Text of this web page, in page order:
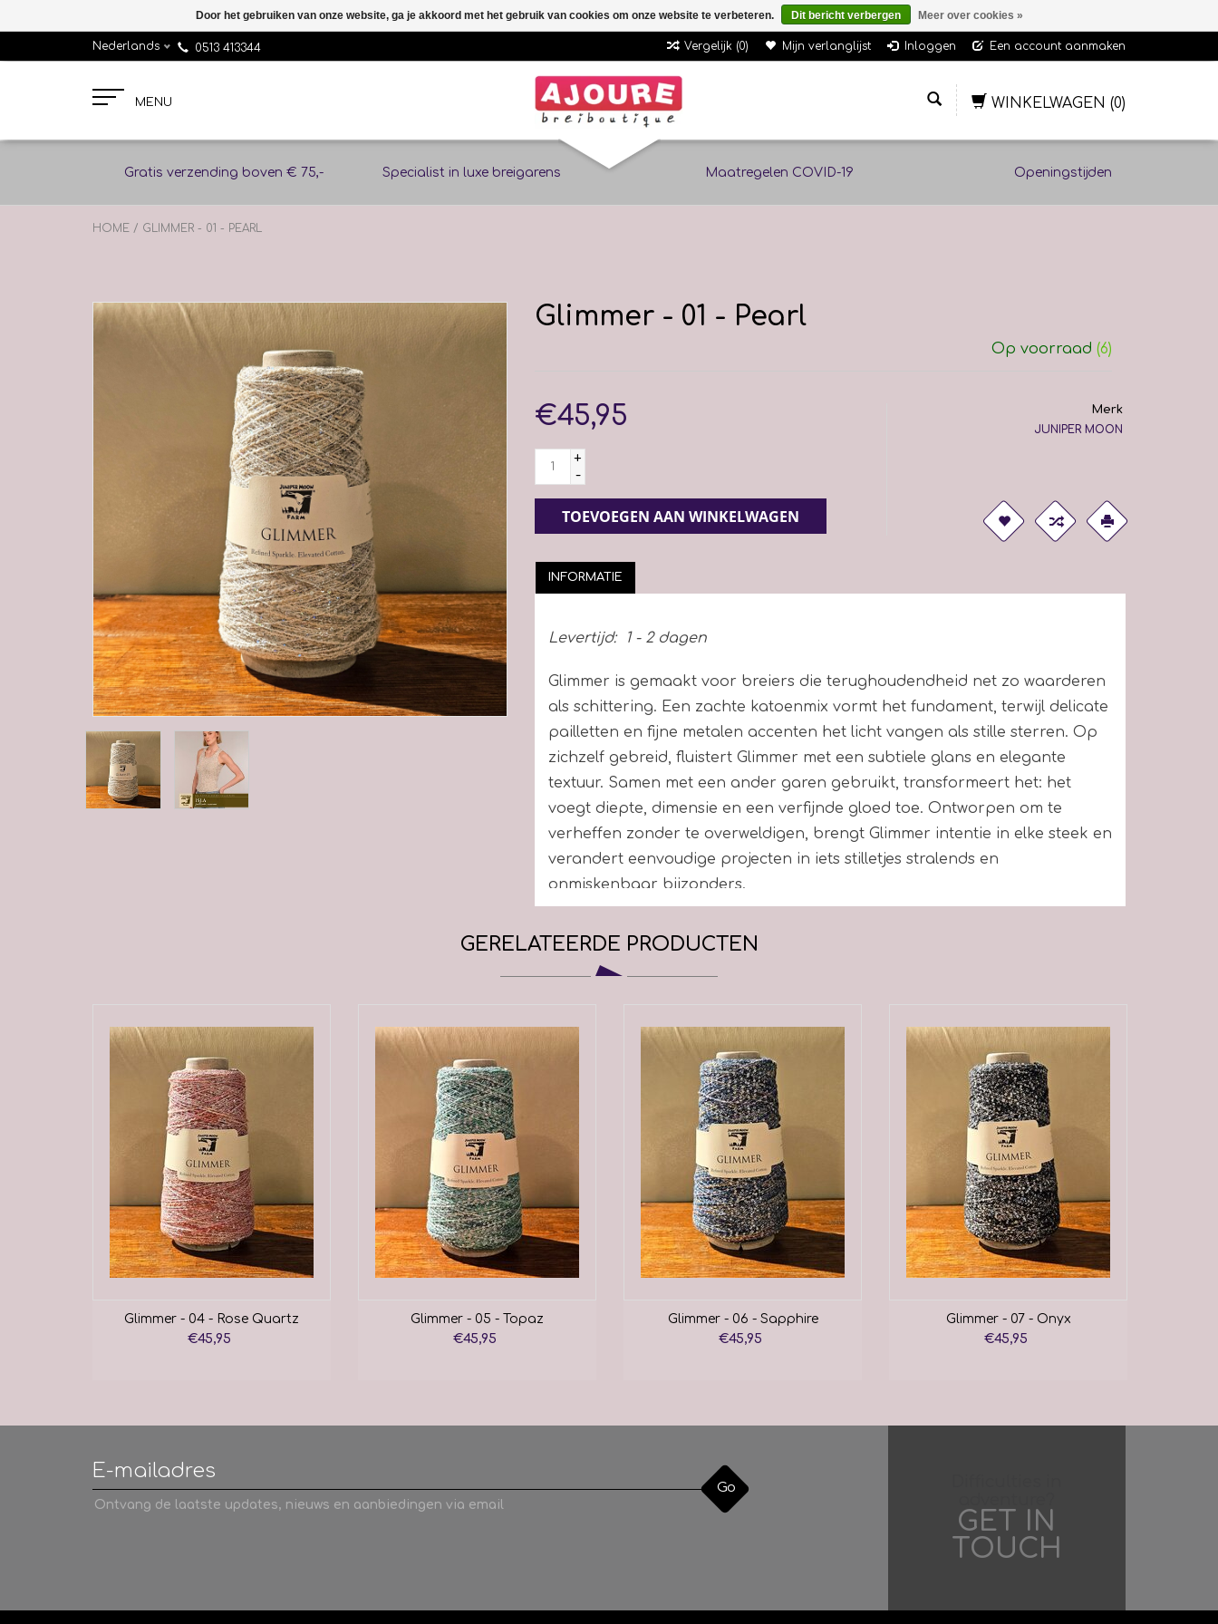
Nederlands 0513 413344 Vergelijk (0) Mijn verlanglijst Inloggen Een account aanmaken
MENU WINKELWAGEN (0)
Gratis verzending boven € 75,- Specialist in luxe breigarens Maatregelen COVID-19 Openingstijden
HOME / GLIMMER - 01 - PEARL
Glimmer - 01 - Pearl
Op voorraad (6)
€45,95
+
-
TOEVOEGEN AAN WINKELWAGEN
Merk
JUNIPER MOON
INFORMATIE
Levertijd: 1 - 2 dagen
Glimmer is gemaakt voor breiers die terughoudendheid net zo waarderen
als schittering. Een zachte katoenmix vormt het fundament, terwijl delicate
pailletten en fijne metalen accenten het licht vangen als stille sterren. Op
zichzelf gebreid, fluistert Glimmer met een subtiele glans en elegante
textuur. Samen met een ander garen gebruikt, transformeert het: het
voegt diepte, dimensie en een verfijnde gloed toe. Ontworpen om te
verheffen zonder te overweldigen, brengt Glimmer intentie in elke steek en
verandert eenvoudige projecten in iets stilletjes stralends en
onmiskenbaar bijzonders.
Schijn zacht. Brei moedig. Altijd Glimmer!
Voor het patroon Isla gebruik je voor de maten Small (Medium, Large, X-
Large, XX-Large, XXX-Large) gebruik je 2 (3,3,3,3,4) konen.
509 meter op 150 gram
26 tot 23 steken op 3,25 - 3,75 mm naald is 10 cm
Handwas
GERELATEERDE PRODUCTEN
Glimmer - 04 - Rose Quartz
€45,95
Glimmer - 05 - Topaz
€45,95
Glimmer - 06 - Sapphire
€45,95
Glimmer - 07 - Onyx
€45,95
Go
Ontvang de laatste updates, nieuws en aanbiedingen via email
GET IN
TOUCH
Door het gebruiken van onze website, ga je akkoord met het gebruik van cookies om onze website te verbeteren. Dit bericht verbergen Meer over cookies »